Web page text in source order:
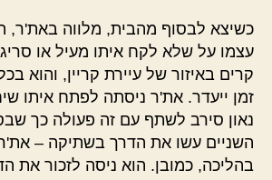
כשיצא לבסוף מהבית, מלווה באת'ר,
עצמו על שלא לקח איתו מעיל או
קרים באיזור של עיירת קריין, והוא
זמן ייעדר. את'ר ניסתה לפתח איתו
נאון סירב לשתף עם זה פעולה כך
השניים עשו את הדרך בשתיקה – את'ר
בהליכה, כמובן. הוא ניסה לזכור את